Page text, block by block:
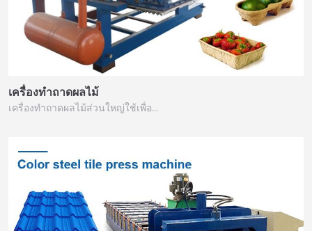
เครื่องทำถาดผลไม้
เครื่องทำถาดผลไม้ส่วนใหญ่ใช้เพื่อ…